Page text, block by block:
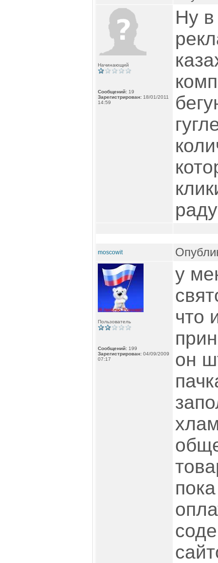
Начинающий
Сообщений: 19
Зарегистрирован: 18/01/2011
14:59
Ну в
moscowit
Пользователь
Сообщений: 199
Зарегистрирован: 04/09/2009
07:17
у
что
он